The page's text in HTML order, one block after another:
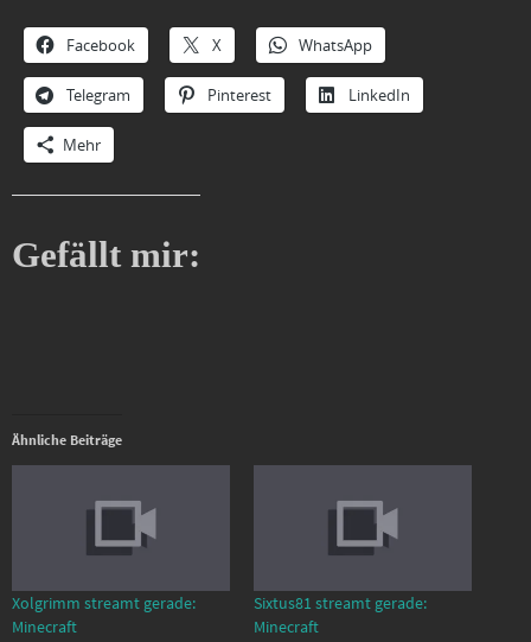
Facebook X WhatsApp
Telegram Pinterest LinkedIn
Mehr
Gefällt mir:
Ähnliche Beiträge
Xolgrimm streamt gerade:
Minecraft
Sixtus81 streamt gerade:
Minecraft